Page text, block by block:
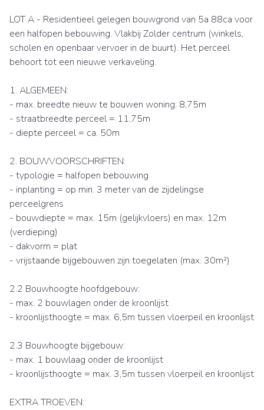
LOT A - Residentieel gelegen bouwgrond van 5a 88ca voor
een halfopen bebouwing. Vlakbij Zolder centrum (winkels,
scholen en openbaar vervoer in de buurt). Het perceel
behoort tot een nieuwe verkaveling.
1. ALGEMEEN:
- max. breedte nieuw te bouwen woning: 8,75m
- straatbreedte perceel = 11,75m
- diepte perceel = ca. 50m
2. BOUWVOORSCHRIFTEN:
- typologie = halfopen bebouwing
- inplanting = op min. 3 meter van de zijdelingse
perceelgrens
- bouwdiepte = max. 15m (gelijkvloers) en max. 12m
(verdieping)
- dakvorm = plat
- vrijstaande bijgebouwen zijn toegelaten (max. 30m²)
2.2 Bouwhoogte hoofdgebouw:
- max. 2 bouwlagen onder de kroonlijst
- kroonlijsthoogte = max. 6,5m tussen vloerpeil en kroonlijst
2.3 Bouwhoogte bijgebouw:
- max. 1 bouwlaag onder de kroonlijst
- kroonlijsthoogte = max. 3,5m tussen vloerpeil en kroonlijst
EXTRA TROEVEN: